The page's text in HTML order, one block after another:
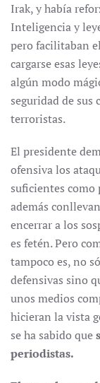
Irak, y había
Inteligencia y
pero facilitaban
cargarse esas
algún modo
seguridad de sus
terroristas.
El presidente
ofensiva los
suficientes
además
encerrar a los
es fetén. Pero
tampoco es, no
defensivas sino
unos medios
hicieran la vista
se ha sabido que
periodistas.